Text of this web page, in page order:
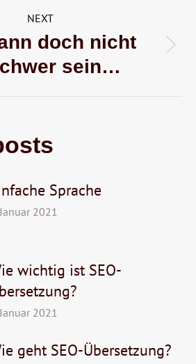
NEXT
Next
post:
doch nicht
sein…
Sprache
2021
wichtig ist SEO-
2021
geht SEO-Übersetzung?